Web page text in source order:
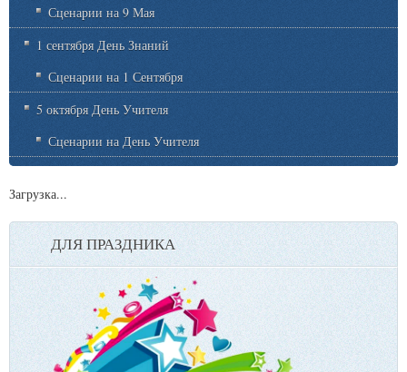
Сценарии на 9 Мая
1 сентября День Знаний
Сценарии на 1 Сентября
5 октября День Учителя
Сценарии на День Учителя
Загрузка...
ДЛЯ ПРАЗДНИКА